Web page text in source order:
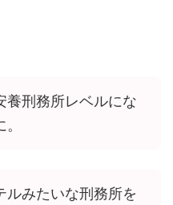
養刑務所レベルにな
ルみたいな刑務所を